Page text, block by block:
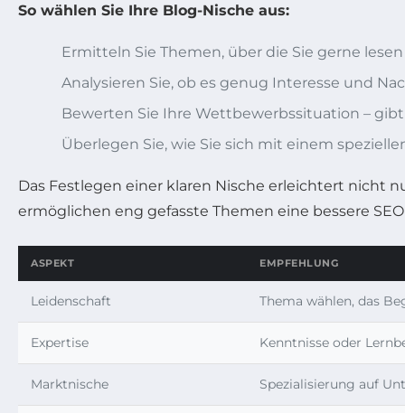
So wählen Sie Ihre Blog-Nische aus:
Ermitteln Sie Themen, über die Sie gerne
Analysieren Sie, ob es genug Interesse und
Bewerten Sie Ihre Wettbewerbssituation –
Überlegen Sie, wie Sie sich mit einem
Das Festlegen einer klaren Nische erleichtert nicht
ermöglichen eng gefasste Themen eine bessere
ASPEKT EMPFEHLUNG
Leidenschaft Thema wählen, das
Expertise Kenntnisse oder
Marktnische Spezialisierung auf